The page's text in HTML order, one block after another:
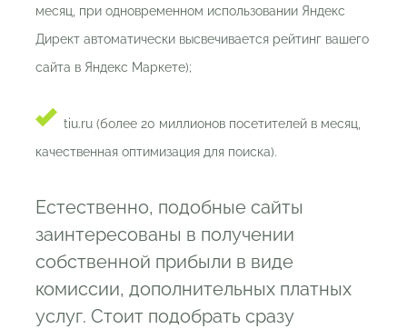
месяц, при одновременном использовании Яндекс
Директ автоматически высвечивается рейтинг вашего
сайта в Яндекс Маркете);
tiu.ru (более 20 миллионов посетителей в месяц,
качественная оптимизация для поиска).
Естественно, подобные сайты
заинтересованы в получении
собственной прибыли в виде
комиссии, дополнительных платных
услуг. Стоит подобрать сразу